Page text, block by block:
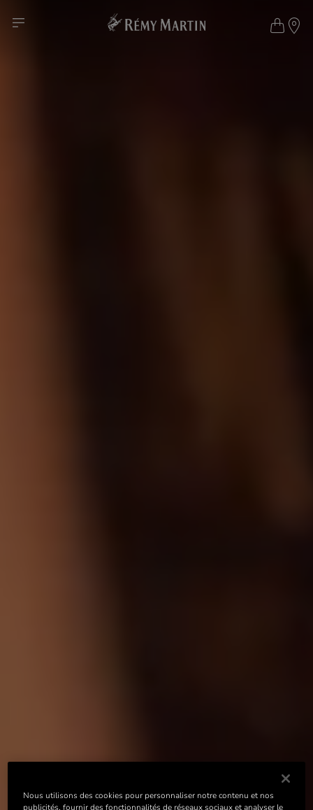
Nous utilisons des cookies pour personnaliser notre contenu et nos
publicités, fournir des fonctionnalités de réseaux sociaux et analyser le